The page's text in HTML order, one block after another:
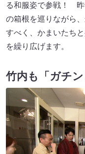
る和服姿で参戦！ 昨
の箱根を巡りながら
すべく、かまいたち
を繰り広げます。
竹内も「ガチ